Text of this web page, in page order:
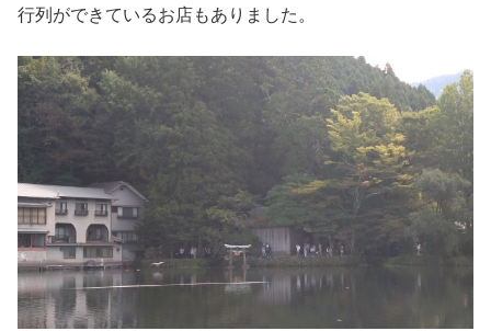
行列ができているお店もありました。